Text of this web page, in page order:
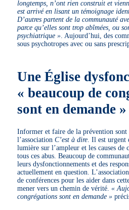
longtemps, n’ont rien construit et
est arrivé en lisant un témoignage
D’autres partent de la communauté
parce qu’elles sont trop abîmées, ou
psychiatrique ». Aujourd’hui, des
sous psychotropes avec ou sans
Une Église
« beaucoup de
sont en demande »
Informer et faire de la prévention sont
l’associationC’est à dire . Il est
lumière sur l’ampleur et les causes de
tous ces abus. Beaucoup de
leurs dysfonctionnements et des
actuellement en question.
de conférences pour les aider dans
mener vers un chemin de vérité.«
congrégations sont en demande »